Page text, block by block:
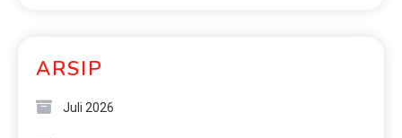
ARSIP
Juli 2026